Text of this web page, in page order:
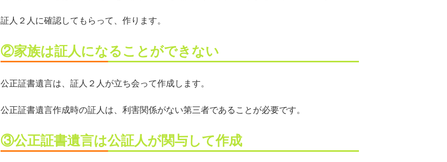
証人２人に確認してもらって、作ります。
②家族は証人になることができない
公正証書遺言は、証人２人が立ち会って作成します。
公正証書遺言作成時の証人は、利害関係がない第三者であることが必要です。
③公正証書遺言は公証人が関与して作成